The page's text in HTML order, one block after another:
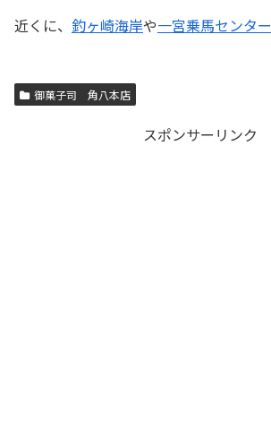
近くに、 釣ヶ崎海岸や一宮乗馬センター
御菓子司 角八本店
スポンサーリンク